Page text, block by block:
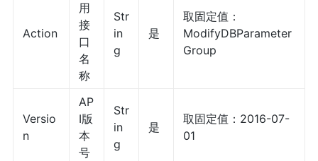
Action
用
接
口
名
称
Str
in
g
是
取固定值：
ModifyDBParameter
Group
Versio
n
AP
I版
本
号
Str
in
g
是
取固定值：2016-07-
01